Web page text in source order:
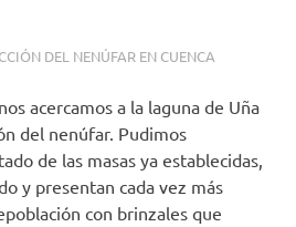
GARCÍA
DEL NENÚFAR EN CUENCA
acercamos a la laguna de Uña
del nenúfar. Pudimos
de las masas ya establecidas,
y presentan cada vez más
con brinzales que